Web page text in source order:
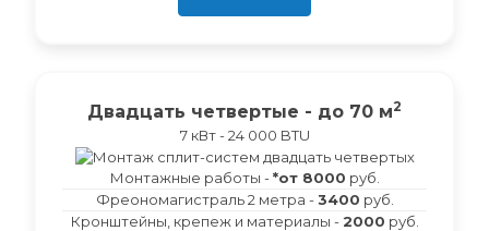
Двадцать четвертые - до 70 м2
7 кВт - 24 000 BTU
Монтажные работы -*от 8000 руб.
Фреономагистраль 2 метра -3400 руб.
Кронштейны, крепеж и материалы -2000 руб.